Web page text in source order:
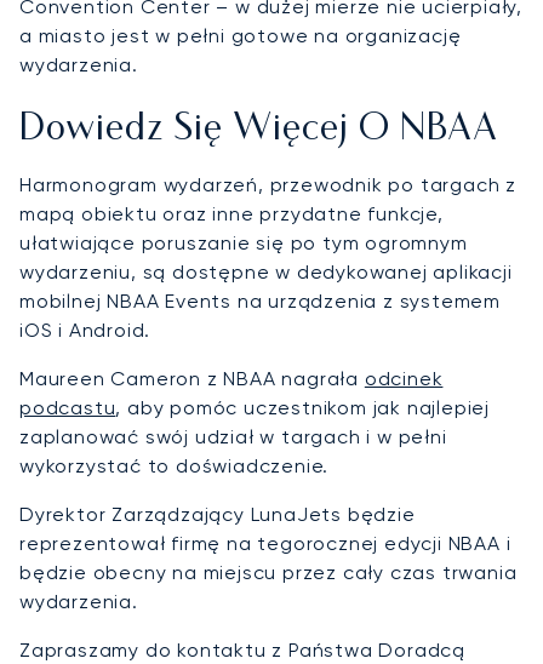
Convention Center – w dużej mierze nie ucierpiały,
a miasto jest w pełni gotowe na organizację
wydarzenia.
Dowiedz Się Więcej O NBAA
Harmonogram wydarzeń, przewodnik po targach z
mapą obiektu oraz inne przydatne funkcje,
ułatwiające poruszanie się po tym ogromnym
wydarzeniu, są dostępne w dedykowanej aplikacji
mobilnej NBAA Events na urządzenia z systemem
iOS i Android.
Maureen Cameron z NBAA nagrała odcinek
podcastu, aby pomóc uczestnikom jak najlepiej
zaplanować swój udział w targach i w pełni
wykorzystać to doświadczenie.
Dyrektor Zarządzający LunaJets będzie
reprezentował firmę na tegorocznej edycji NBAA i
będzie obecny na miejscu przez cały czas trwania
wydarzenia.
Zapraszamy do kontaktu z Państwa Doradcą